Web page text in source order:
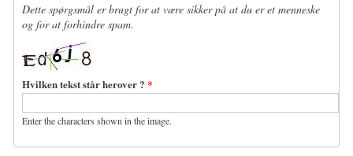
Dette spørgsmål er brugt for at være sikker på at du er et menneske
og for at forhindre spam.
Hvilken tekst står herover ? *
Enter the characters shown in the image.